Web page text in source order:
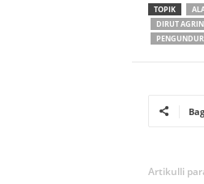
TOPIK
DIRUT
Artikulli